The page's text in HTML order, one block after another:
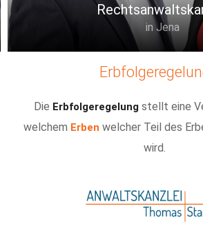
in Jena
Die Erbfolgeregelung stellt eine
welchem Erben welcher Teil des
wird.